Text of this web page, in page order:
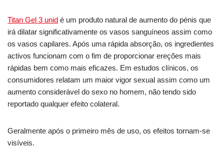
Titan Gel 3 unid é um produto natural de aumento do pénis que
irá dilatar significativamente os vasos sanguíneos assim como
os vasos capilares. Após uma rápida absorção, os ingredientes
activos funcionam com o fim de proporcionar ereções mais
rápidas bem como mais eficazes. Em estudos clínicos, os
consumidores relatam um maior vigor sexual assim como um
aumento considerável do sexo no homem, não tendo sido
reportado qualquer efeito colateral.
Geralmente após o primeiro mês de uso, os efeitos tornam-se
visíveis.